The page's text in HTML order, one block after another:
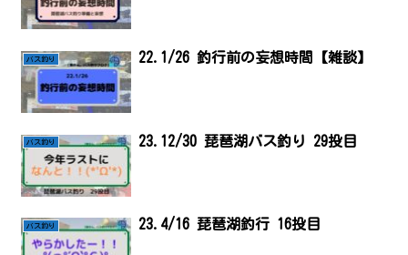
バス釣り 22.1/26 釣行前の妄想時間【雑談】
バス釣り 23.12/30 琵琶湖バス釣り 29投目
バス釣り 23.4/16 琵琶湖釣行 16投目